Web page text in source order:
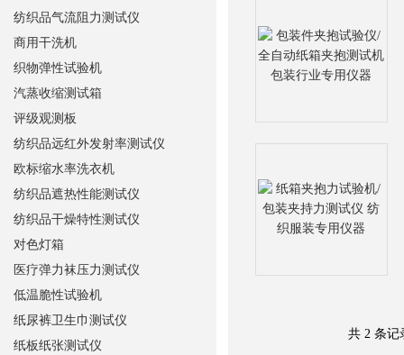
共 2 条
纺织品气流阻力测试仪
商用干洗机
织物弹性试验机
汽蒸收缩测试箱
评级观测板
纺织品远红外发射率测试仪
欧标缩水率洗衣机
纺织品遮热性能测试仪
纺织品干燥特性测试仪
对色灯箱
医疗弹力袜压力测试仪
低温脆性试验机
纸尿裤卫生巾测试仪
纸板纸张测试仪